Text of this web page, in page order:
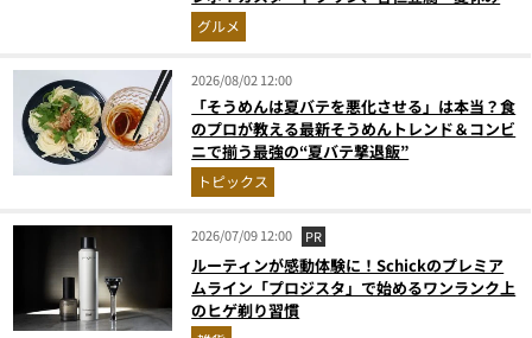
おやつに最強すぎた
グルメ
2026/08/02 12:00
「そうめんは夏バテを悪化させる」は本当？食
のプロが教える最新そうめんトレンド＆コンビ
ニで揃う最強の“夏バテ撃退飯”
トピックス
2026/07/09 12:00 PR
ルーティンが感動体験に！Schickのプレミア
ムライン「プロジスタ」で始めるワンランク上
のヒゲ剃り習慣